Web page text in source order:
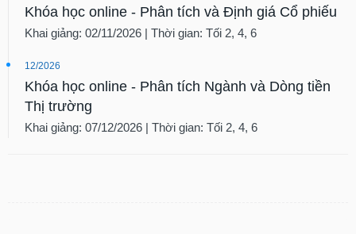
Khóa học online - Phân tích và Định giá Cổ phiếu
Khai giảng: 02/11/2026 | Thời gian: Tối 2, 4, 6
12/2026
Khóa học online - Phân tích Ngành và Dòng tiền
Thị trường
Khai giảng: 07/12/2026 | Thời gian: Tối 2, 4, 6